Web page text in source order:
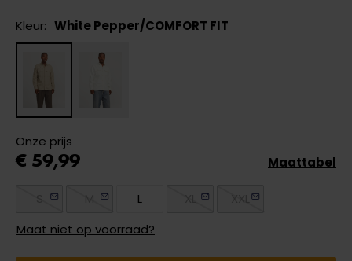
Kleur: White Pepper/COMFORT FIT
Onze prijs
€ 59,99
L
Maat niet op voorraad?
Maattabel